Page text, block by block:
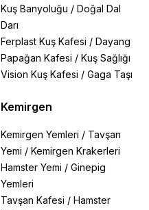
Kuş Banyoluğu / Doğal Dal
Darı
Ferplast Kuş Kafesi / Dayang
Papağan Kafesi / Kuş Sağlığı
Vision Kuş Kafesi / Gaga Taşı
Kemirgen
Kemirgen Yemleri / Tavşan
Yemi / Kemirgen Krakerleri
Hamster Yemi / Ginepig
Yemleri
Tavşan Kafesi / Hamster